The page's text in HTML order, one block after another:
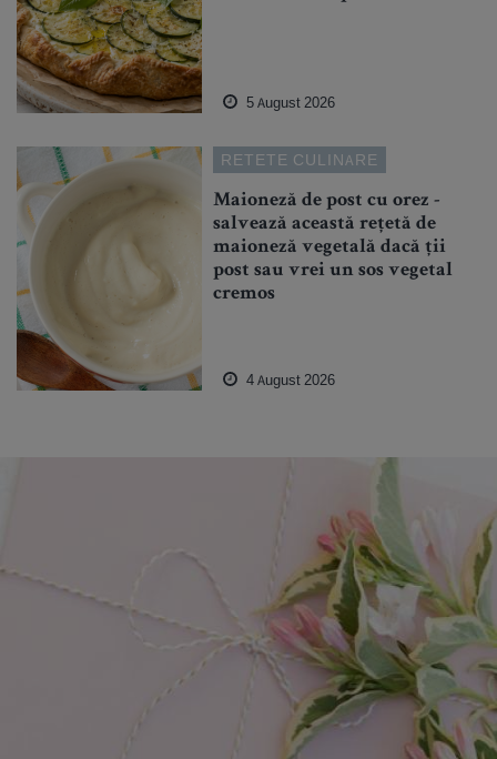
5 August 2026
RETETE CULINARE
Maioneză de post cu orez -
salvează această rețetă de
maioneză vegetală dacă ții
post sau vrei un sos vegetal
cremos
4 August 2026